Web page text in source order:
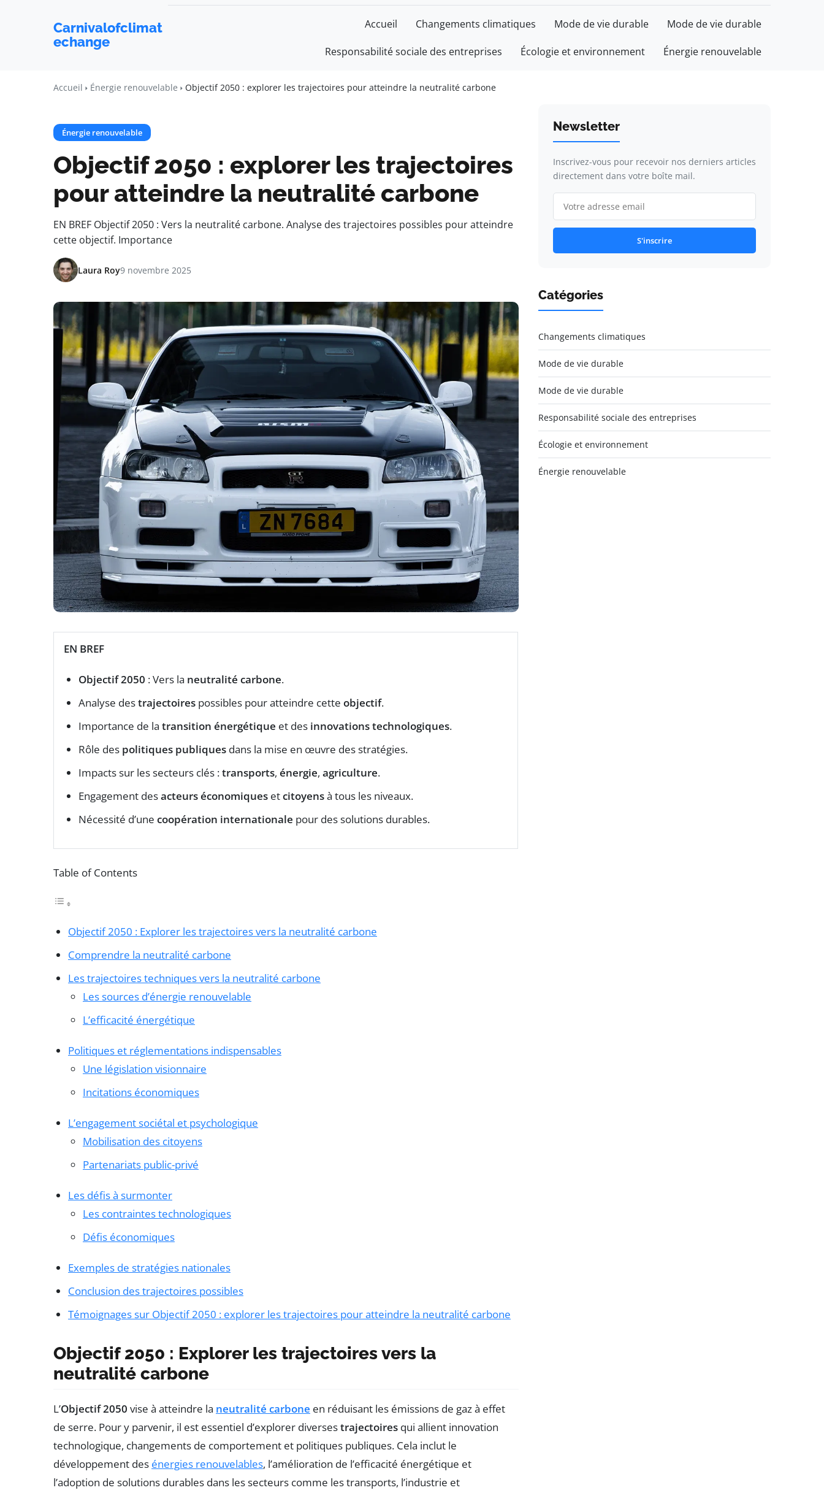
Carnivalofclimat
echange
Accueil Changements climatiques Mode de vie durable Mode de vie durable
Responsabilité sociale des entreprises Écologie et environnement Énergie renouvelable
Accueil Énergie renouvelable Objectif 2050 : explorer les trajectoires pour atteindre la neutralité carbone
Énergie renouvelable
Objectif 2050 : explorer les trajectoires
pour atteindre la neutralité carbone
EN BREF Objectif 2050 : Vers la neutralité carbone. Analyse des trajectoires possibles pour atteindre
cette objectif. Importance
Laura Roy9 novembre 2025
EN BREF
Objectif 2050 : Vers la neutralité carbone.
Analyse destrajectoires possibles pour atteindre cette objectif.
Importance de la transition énergétique et des innovations technologiques.
Rôle des politiques publiques dans la mise en œuvre des stratégies.
Impacts sur les secteurs clés :transports, énergie, agriculture.
Engagement desacteurs économiques etcitoyensà tous les niveaux.
Nécessité d’une coopération internationale pour des solutions durables.
Table of Contents
Objectif 2050 : Explorer les trajectoires vers la neutralité carbone
Comprendre la neutralité carbone
Les trajectoires techniques vers la neutralité carbone
Les sources d’énergie renouvelable
L’efficacité énergétique
Politiques et réglementations indispensables
Une législation visionnaire
Incitations économiques
L’engagement sociétal et psychologique
Mobilisation des citoyens
Partenariats public-privé
Les défis à surmonter
Les contraintes technologiques
Défis économiques
Exemples de stratégies nationales
Conclusion des trajectoires possibles
Témoignages sur Objectif 2050 : explorer les trajectoires pour atteindre la neutralité carbone
Objectif 2050 : Explorer les trajectoires vers la
neutralité carbone
L’Objectif 2050 vise à atteindre la neutralité carbone en réduisant les émissions de gaz à effet
de serre. Pour y parvenir, il est essentiel d’explorer diversestrajectoires qui allient innovation
technologique, changements de comportement et politiques publiques. Cela inclut le
développement des énergies renouvelables, l’amélioration de l’efficacité énergétique et
l’adoption de solutions durables dans les secteurs comme les transports, l’industrie et
Newsletter
Inscrivez-vous pour recevoir nos derniers articles
directement dans votre boîte mail.
S'inscrire
Catégories
Changements climatiques
Mode de vie durable
Mode de vie durable
Responsabilité sociale des entreprises
Écologie et environnement
Énergie renouvelable